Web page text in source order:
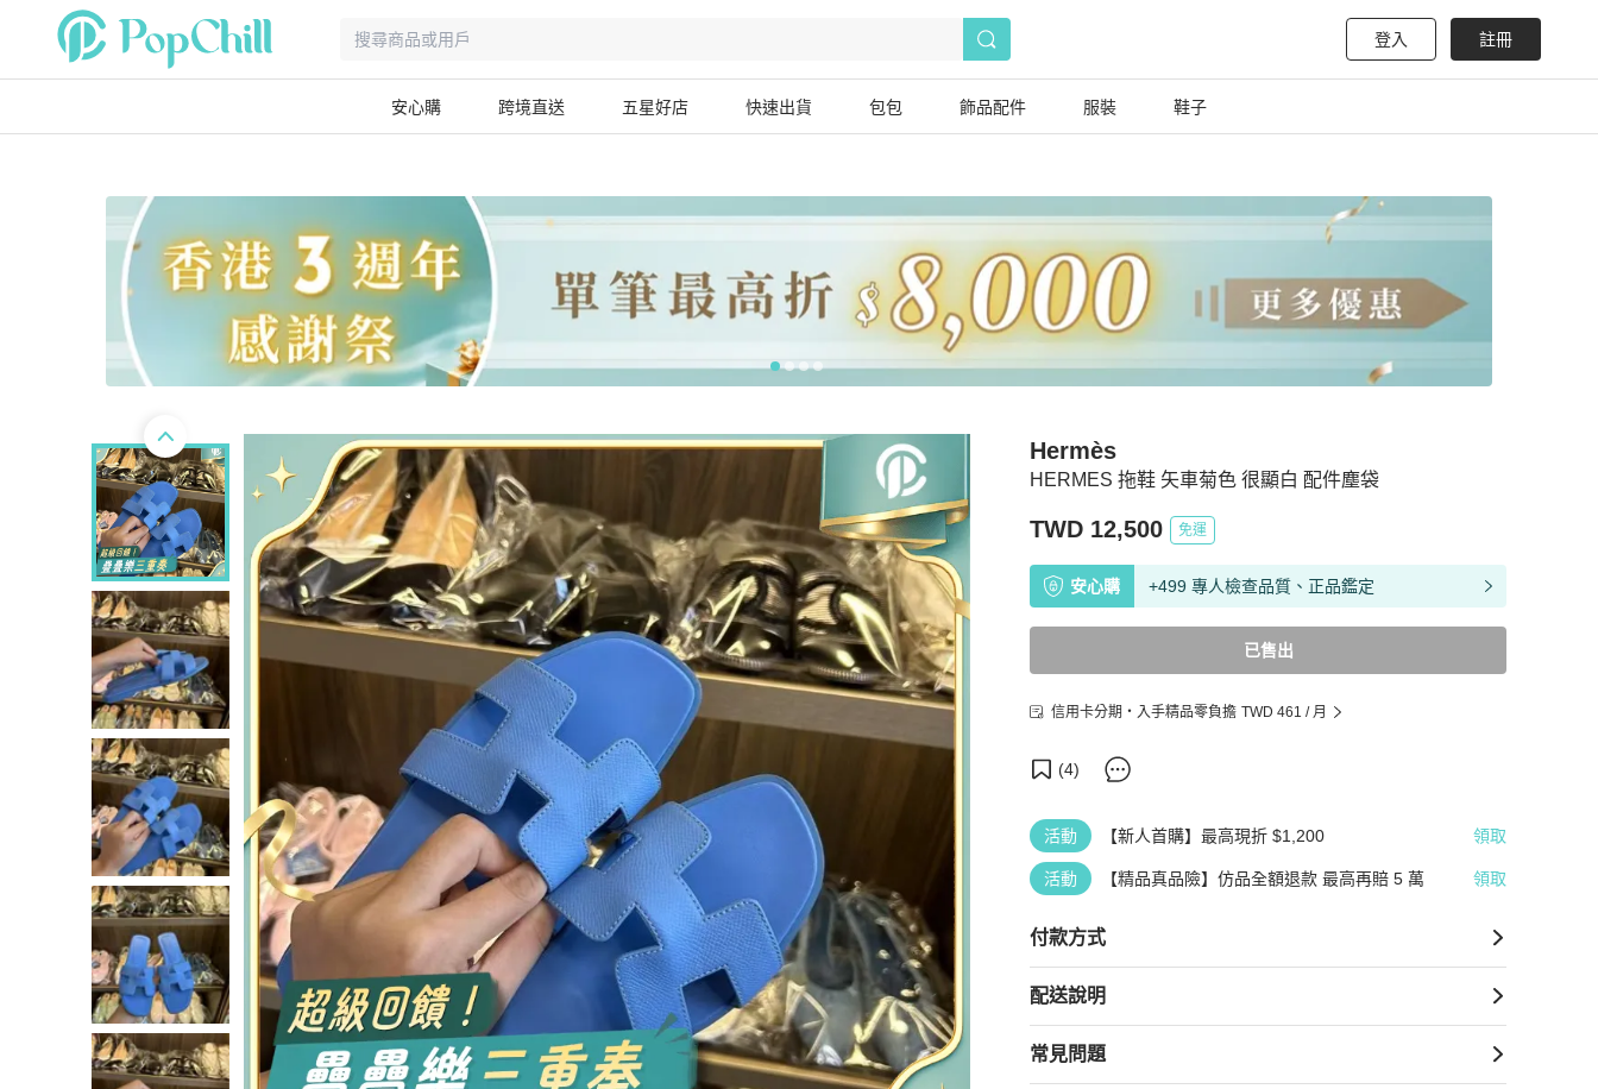
登入 註冊
安心購 跨境直送 五星好店 快速出貨 包包 飾品配件 服裝 鞋子
HERMES 拖鞋 矢車菊色 很顯白 配件塵袋
Hermès
TWD 12,500 免運
安心購 +499 專人檢查品質、正品鑑定
已售出
信用卡分期・入手精品零負擔 TWD 461 / 月
(4)
活動 【新人首購】最高現折 $1,200 領取
活動 【精品真品險】仿品全額退款 最高再賠 5 萬 領取
付款方式
配送說明
常見問題